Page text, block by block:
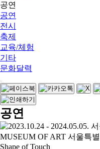
공연
공연
전시
축제
교육/체험
기타
문화달력
공연